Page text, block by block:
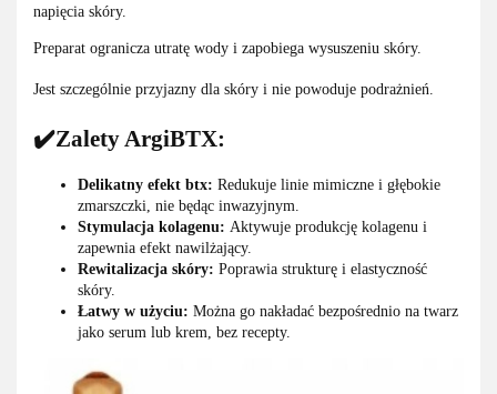
napięcia skóry.
Preparat ogranicza utratę wody i zapobiega wysuszeniu skóry.
Jest szczególnie przyjazny dla skóry i nie powoduje podrażnień.
✔️Zalety ArgiBTX:
Delikatny efekt btx: Redukuje linie mimiczne i głębokie
zmarszczki, nie będąc inwazyjnym.
Stymulacja kolagenu: Aktywuje produkcję kolagenu i
zapewnia efekt nawilżający.
Rewitalizacja skóry: Poprawia strukturę i elastyczność
skóry.
Łatwy w użyciu: Można go nakładać bezpośrednio na twarz
jako serum lub krem, bez recepty.